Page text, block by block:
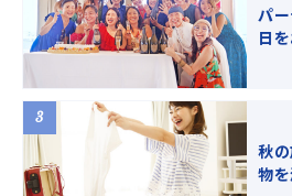
パ
日
秋
物